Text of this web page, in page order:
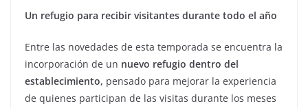
Un refugio para recibir visitantes durante todo el año
Entre las novedades de esta temporada se encuentra la
incorporación de un nuevo refugio dentro del
establecimiento, pensado para mejorar la experiencia
de quienes participan de las visitas durante los meses